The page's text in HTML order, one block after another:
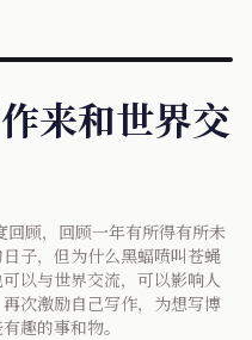
来和世界交
顾，回顾一年有所得有所未
子，但为什么黑蝠喷叫苍蝇
以与世界交流，可以影响人
次激励自己写作，为想写博
趣的事和物。